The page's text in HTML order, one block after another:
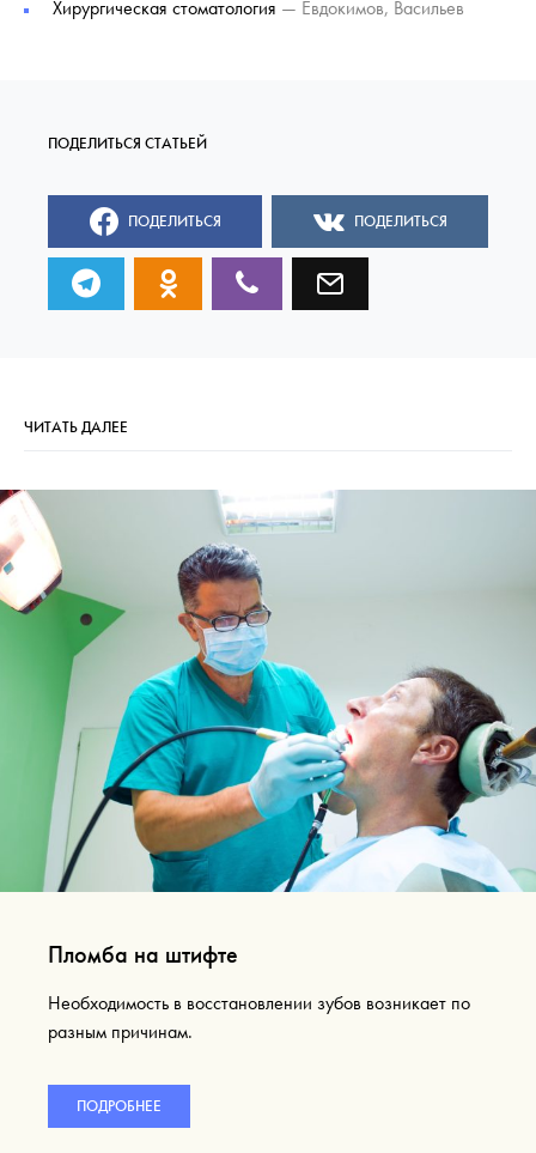
Хирургическая стоматология — Евдокимов, Васильев
ПОДЕЛИТЬСЯ ПОДЕЛИТЬСЯ
ЧИТАТЬ ДАЛЕЕ
Пломба на штифте
Необходимость в восстановлении зубов возникает по
разным причинам.
ПОДРОБНЕЕ